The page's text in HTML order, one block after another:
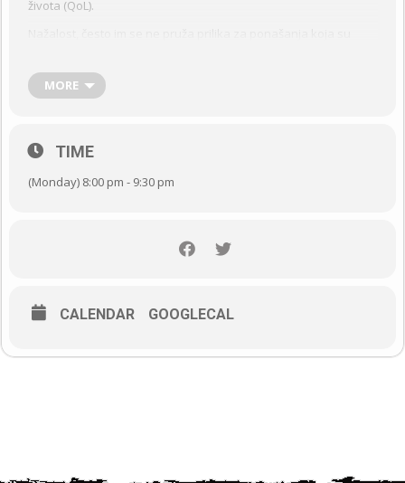
života (QoL).
inozemnim istraživanjima 88% pasa je anksiozno (osjeća se
tjeskobno). Zbog toga nastaju razni problemi u ponašanju pasa.
pas. Obogaćenje okoliša (engl. environmental enrichment) je
način na koji svojim psima možemo pokazati koliko ih volimo!
Što je obogaćenje okoliša
MORE
TIME
(Monday) 8:00 pm - 9:30 pm
CALENDAR GOOGLECAL